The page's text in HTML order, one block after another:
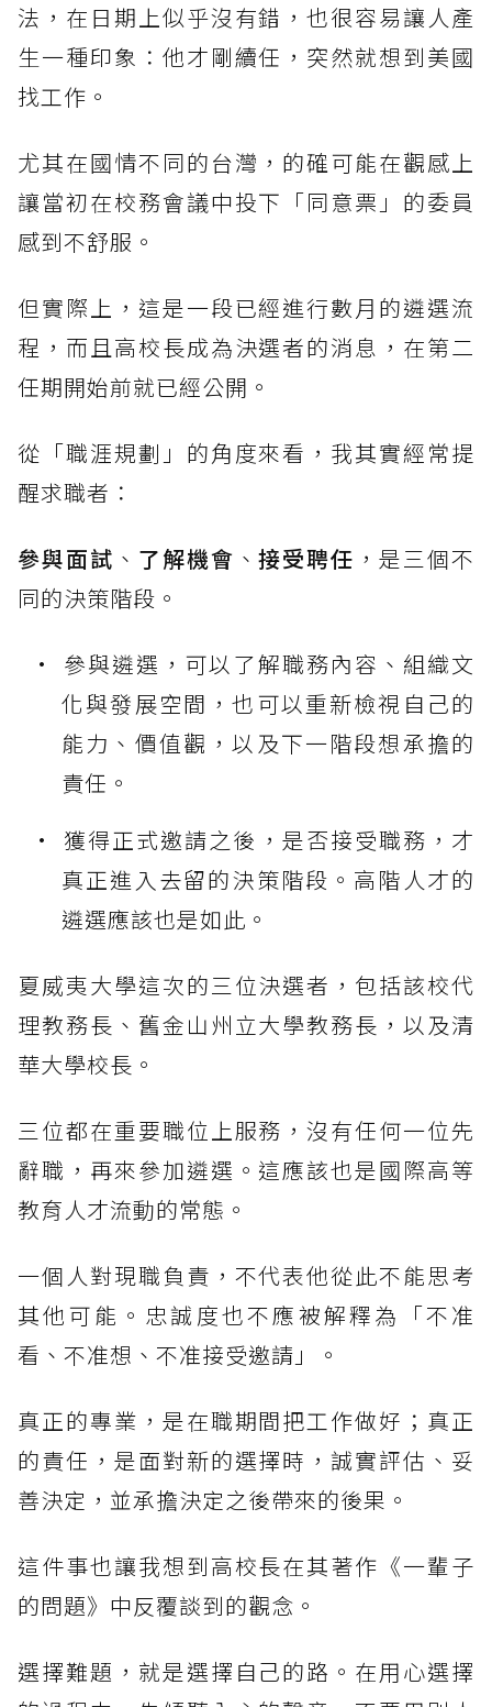
法，在日期上似乎沒有錯，也很容易讓人產
生一種印象：他才剛續任，突然就想到美國
找工作。
尤其在國情不同的台灣，的確可能在觀感上
讓當初在校務會議中投下「同意票」的委員
感到不舒服。
但實際上，這是一段已經進行數月的遴選流
程，而且高校長成為決選者的消息，在第二
任期開始前就已經公開。
從「職涯規劃」的角度來看，我其實經常提
醒求職者：
參與面試 、 了解機會 、接受聘任 ，是三個不
同的決策階段。
參與遴選，可以了解職務內容、組織文
化與發展空間，也可以重新檢視自己的
能力、價值觀，以及下一階段想承擔的
責任。
獲得正式邀請之後，是否接受職務，才
真正進入去留的決策階段。高階人才的
遴選應該也是如此。
夏威夷大學這次的三位決選者，包括該校代
理教務長、舊金山州立大學教務長，以及清
華大學校長。
三位都在重要職位上服務，沒有任何一位先
辭職，再來參加遴選。這應該也是國際高等
教育人才流動的常態。
一個人對現職負責，不代表他從此不能思考
其他可能。忠誠度也不應被解釋為「不准
看、不准想、不准接受邀請」。
真正的專業，是在職期間把工作做好；真正
的責任，是面對新的選擇時，誠實評估、妥
善決定，並承擔決定之後帶來的後果。
這件事也讓我想到高校長在其著作《一輩子
的問題》中反覆談到的觀念。
選擇難題，就是選擇自己的路。在用心選擇